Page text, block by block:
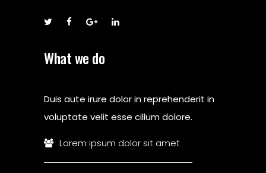
What we do
Duis aute irure dolor in reprehenderit in
voluptate velit esse cillum dolore.
Lorem ipsum dolor sit amet